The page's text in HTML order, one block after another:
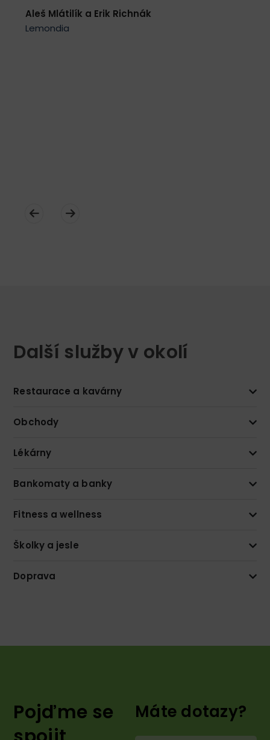
Aleš Mlátilík a Erik Richnák
Lemondia
Další služby v okolí
Restaurace a kavárny
Obchody
Lékárny
Bankomaty a banky
Fitness a wellness
Školky a jesle
Doprava
Pojďme se
Máte dotazy?